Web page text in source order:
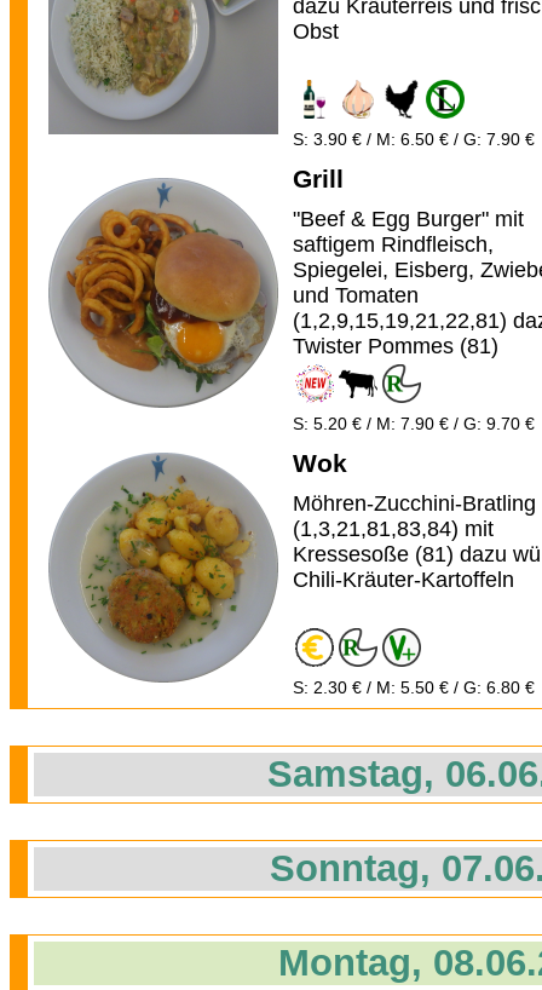
dazu Kräuterreis und
Obst
S: 3.90 € / M: 6.50 € / G: 7.90 €
Grill
"Beef & Egg Burger" mit
saftigem Rindfleisch,
Spiegelei, Eisberg,
und Tomaten
(1,2,9,15,19,21,22,81)
Twister Pommes (81)
S: 5.20 € / M: 7.90 € / G: 9.70 €
Wok
Möhren-Zucchini-Bratling
(1,3,21,81,83,84) mit
Kressesoße (81) dazu
Chili-Kräuter-Kartoffeln
S: 2.30 € / M: 5.50 € / G: 6.80 €
Samstag,
Sonntag,
Montag,